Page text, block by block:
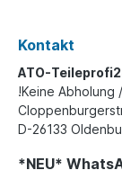
Kontakt
ATO-
!Keine Abholung
D-26133
*NEU*